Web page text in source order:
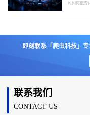
司如何把变
即刻联系「爬虫科技」
联系我们
CONTACT US